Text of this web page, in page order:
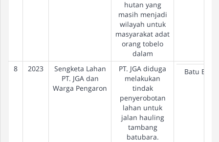
hutan yang
masih menjadi
wilayah untuk
masyarakat adat
orang tobelo
dalam
8 2023
Sengketa Lahan
PT. JGA dan
Warga Pengaron
PT. JGA diduga
melakukan
tindak
penyerobotan
lahan untuk
jalan hauling
tambang
batubara.
Batu Bara